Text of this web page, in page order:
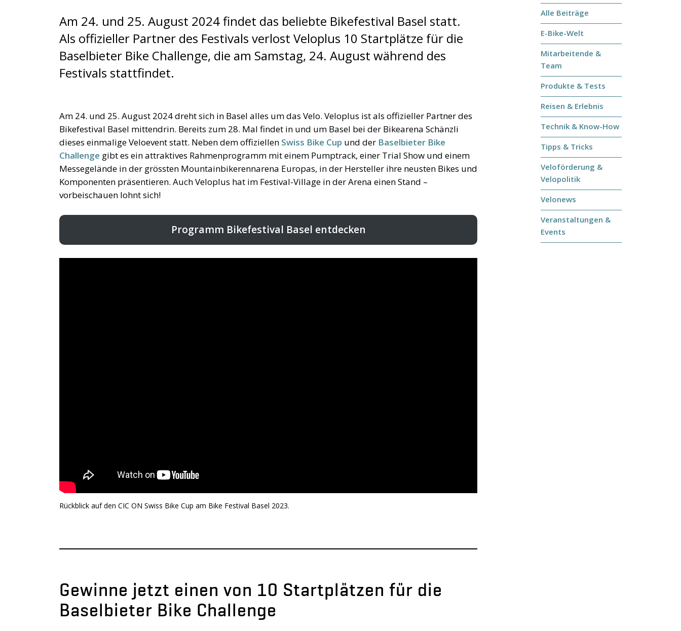
Am 24. und 25. August 2024 findet das beliebte Bikefestival Basel statt.
Als offizieller Partner des Festivals verlost Veloplus 10 Startplätze für die
Baselbieter Bike Challenge, die am Samstag, 24. August während des
Festivals stattfindet.
Am 24. und 25. August 2024 dreht sich in Basel alles um das Velo. Veloplus ist als offizieller Partner des
Bikefestival Basel mittendrin. Bereits zum 28. Mal findet in und um Basel bei der Bikearena Schänzli
dieses einmalige Veloevent statt. Neben dem offiziellen Swiss Bike Cup und der Baselbieter Bike
Challenge gibt es ein attraktives Rahmenprogramm mit einem Pumptrack, einer Trial Show und einem
Messegelände in der grössten Mountainbikerennarena Europas, in der Hersteller ihre neusten Bikes und
Komponenten präsentieren. Auch Veloplus hat im Festival-Village in der Arena einen Stand –
vorbeischauen lohnt sich!
Programm Bikefestival Basel entdecken
Rückblick auf den CIC ON Swiss Bike Cup am Bike Festival Basel 2023.
Gewinne jetzt einen von 10 Startplätzen für die
Baselbieter Bike Challenge
Alle Beiträge
E-Bike-Welt
Mitarbeitende &
Team
Produkte & Tests
Reisen & Erlebnis
Technik & Know-How
Tipps & Tricks
Veloförderung &
Velopolitik
Velonews
Veranstaltungen &
Events